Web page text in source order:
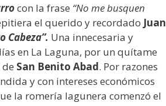
con la frase “No me busquen
el querido y recordado Juan
Cabeza”. Una innecesaria y
en La Laguna, por un quítame
San Benito Abad. Por razones
y con intereses económicos
la romería lagunera comenzó el